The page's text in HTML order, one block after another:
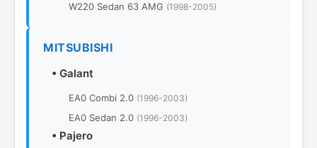
W220 Sedan 63 AMG (1998-2005)
MITSUBISHI
• Galant
EA0 Combi 2.0 (1996-2003)
EA0 Sedan 2.0 (1996-2003)
• Pajero